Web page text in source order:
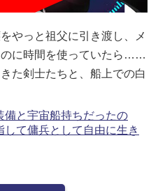
やっと祖父に引き渡し、メ
のに時間を使っていたら……
た剣士たちと、船上での白
備と宇宙船持ちだったの
して傭兵として自由に生き